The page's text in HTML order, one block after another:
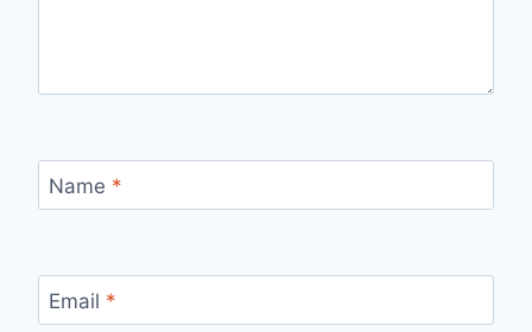
Name *
Email *